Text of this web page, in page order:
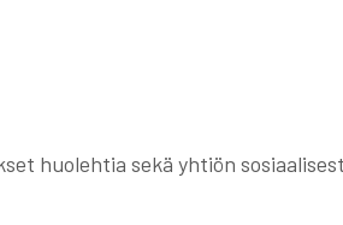
huolehtia sekä yhtiön